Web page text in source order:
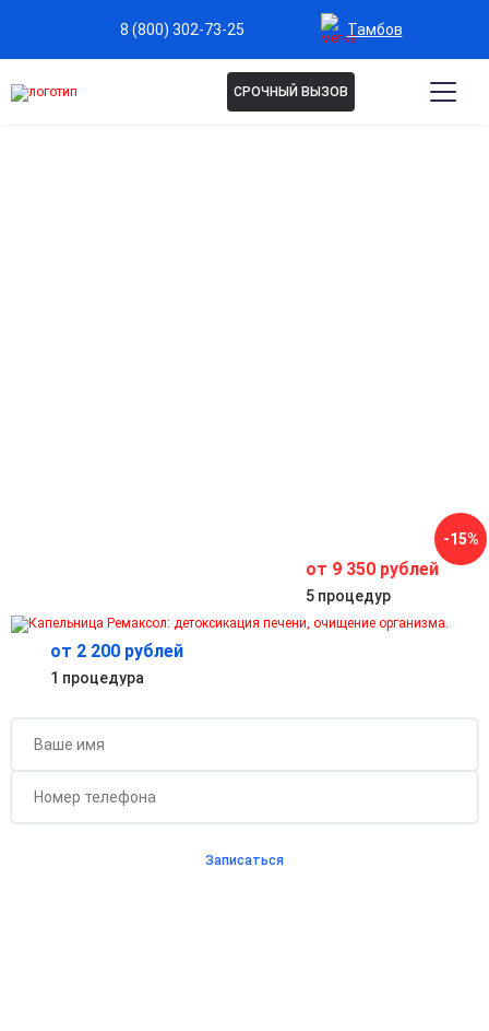
8 (800) 302-73-25 Тамбов
СРОЧНЫЙ ВЫЗОВ
Проводится под наблюдением врача с соблюдением всех
стандартов медицинской безопасности.
от 2 200 рублей
1 процедура
от 9 350 рублей
5 процедур
-15%
Бесплатная консультация для новых клиентов
при проведении процедуры
Записаться